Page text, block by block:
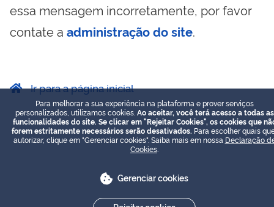
essa mensagem incorretamente, por favor
contate a administração do site.
Ir para a página inicial
Para melhorar a sua experiência na plataforma e prover serviços
personalizados, utilizamos cookies. Ao aceitar, você terá acesso a todas as
funcionalidades do site. Se clicar em "Rejeitar Cookies", os cookies que
forem estritamente necessários serão desativados. Para escolher quais
autorizar, clique em "Gerenciar cookies". Saiba mais em nossa Declaração
Cookies
Gerenciar cookies